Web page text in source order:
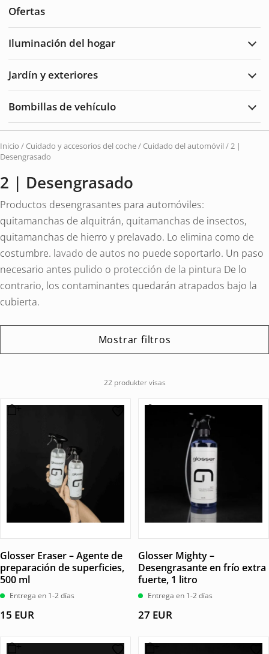
Ofertas
Iluminación del hogar
Jardín y exteriores
Bombillas de vehículo
de
Inicio / Cuidado y accesorios del coche/ Cuidado del automóvil / 2 |
Desengrasado
2 | Desengrasado
Productos desengrasantes para automóviles:
quitamanchas de alquitrán, quitamanchas de insectos,
quitamanchas de hierro y prelavado. Lo elimina como de
costumbre. lavado de autos no puede soportarlo. Un paso
necesario antes pulido o protección de la pintura De lo
contrario, los contaminantes quedarán atrapados bajo la
cubierta.
Mostrar filtros
22 produkter visas
Glosser Eraser – Agente de
preparación de superficies,
500 ml
Entrega en 1-2 días
15 EUR
Glosser Mighty –
Desengrasante en frío extra
fuerte, 1 litro
Entrega en 1-2 días
27 EUR